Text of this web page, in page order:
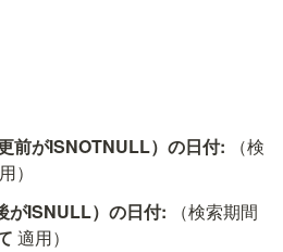
前がISNOTNULL）の日付:
（検
）
ISNULL）の日付:
（検索期間
適用）